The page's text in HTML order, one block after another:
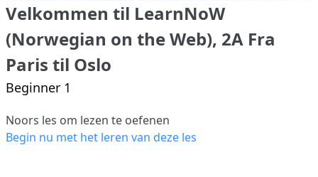
Velkommen til LearnNoW
(Norwegian on the Web), 2A Fra
Paris til Oslo
Beginner 1
Noors les om lezen te oefenen
Begin nu met het leren van deze les